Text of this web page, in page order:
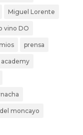
Miguel Lorente
vino DO
prensa
academy
moncayo